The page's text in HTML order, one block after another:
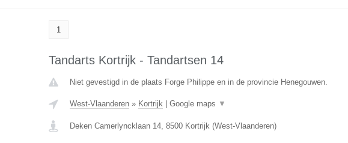
1
Tandarts Kortrijk - Tandartsen 14
Niet gevestigd in de plaats Forge Philippe en in de provincie Henegouwen.
West-Vlaanderen» Kortrijk| Google maps ▼
Deken Camerlyncklaan 14, 8500 Kortrijk(West-Vlaanderen)